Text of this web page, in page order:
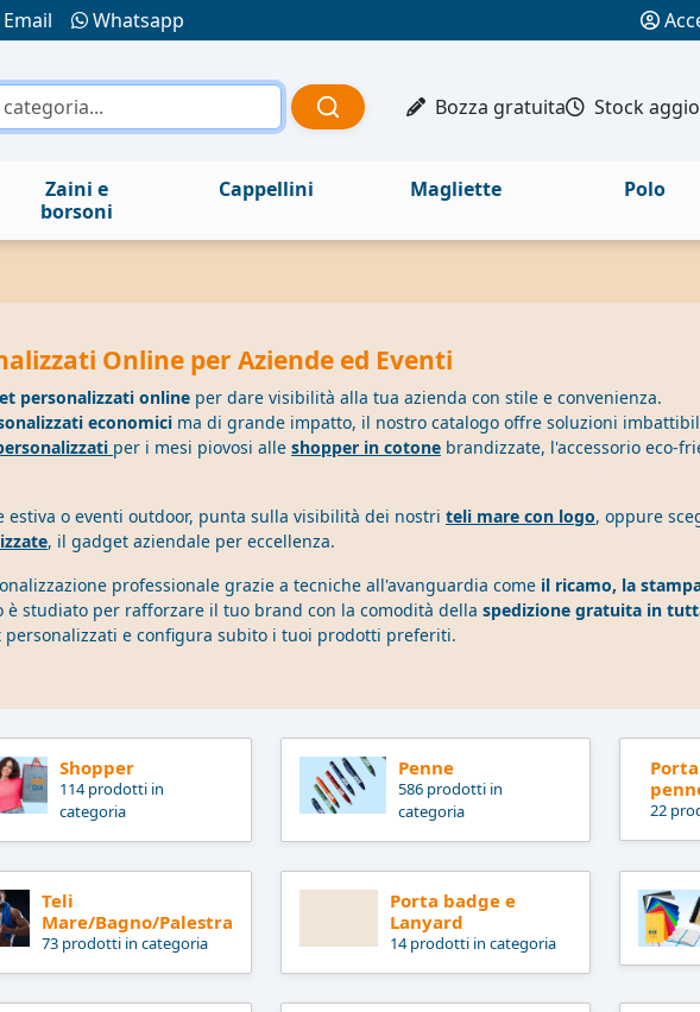
Email Whatsapp
Bozza gratuita Stock
Zaini e
borsoni
Cappellini Magliette Polo
Online per Aziende ed Eventi
personalizzati online per dare visibilità alla tua azienda con stile e convenienza.
economici ma di grande impatto, il nostro catalogo offre soluzioni
per i mesi piovosi alle shopper in cotone brandizzate, l'accessorio eco-
estiva o eventi outdoor, punta sulla visibilità dei nostri teli mare con logo, oppure
, il gadget aziendale per eccellenza.
professionale grazie a tecniche all'avanguardia come il ricamo, la
è studiato per rafforzare il tuo brand con la comodità della spedizione gratuita in
e configura subito i tuoi prodotti preferiti.
Shopper
114 prodotti in
categoria
Penne
586 prodotti in
categoria
Porta
22
Teli
Mare/Bagno/Palestra
73 prodotti in categoria
Porta badge e
Lanyard
14 prodotti in categoria